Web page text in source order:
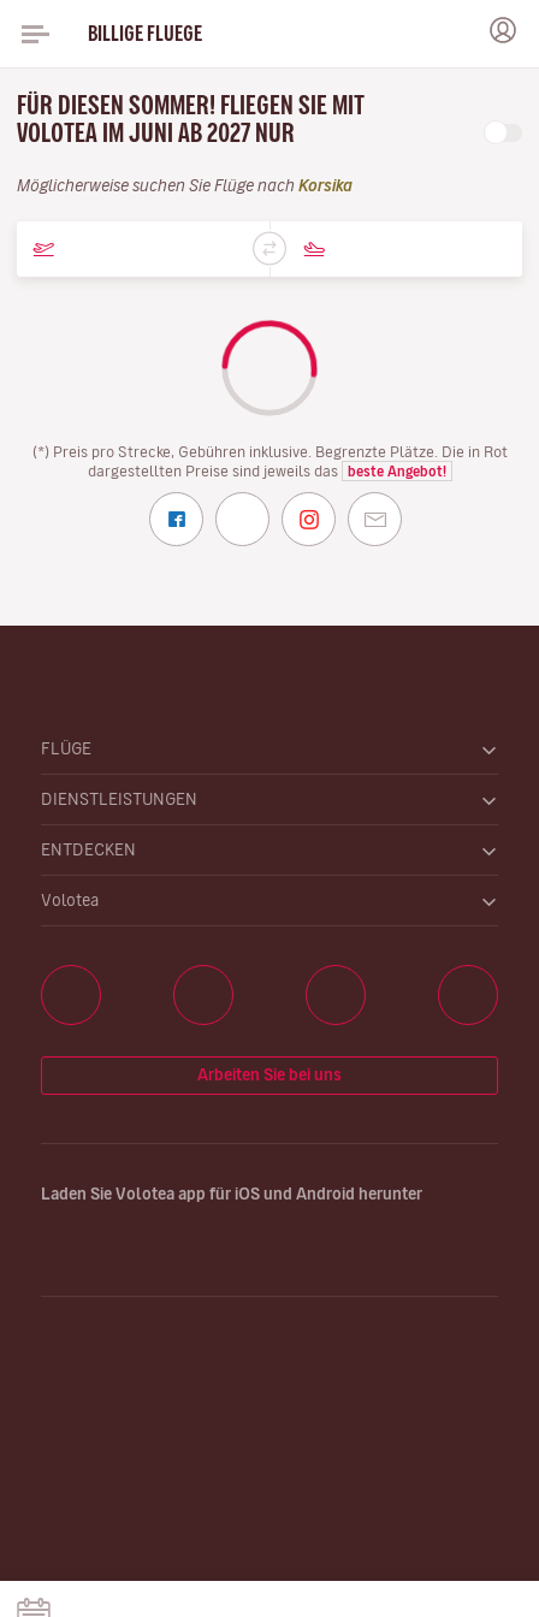
BILLIGE FLUEGE
FÜR DIESEN SOMMER! FLIEGEN SIE MIT
VOLOTEA IM JUNI AB 2027 NUR
Möglicherweise suchen Sie Flüge nach Korsika
(*) Preis pro Strecke, Gebühren inklusive. Begrenzte Plätze. Die in Rot
dargestellten Preise sind jeweils das
beste Angebot!
FLÜGE
DIENSTLEISTUNGEN
ENTDECKEN
Volotea
Arbeiten Sie bei uns
Laden Sie Volotea app für iOS und Android herunter